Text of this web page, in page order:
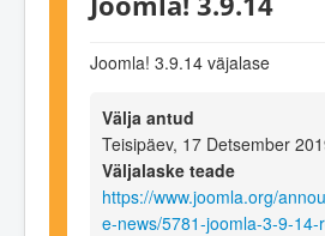
Joomla! 3.9.14 väjalase
Välja antud
Teisipäev, 17 Detsember
Väljalaske teade
https://www.joomla.org/
e-news/5781-joomla-3-9-14-